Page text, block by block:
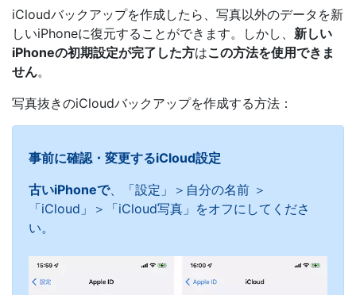
iCloudバックアップを作成したら、写真以外のデータを新
しいiPhoneに復元することができます。しかし、 新しい
iPhoneの初期設定が完了した方はこの方法を使用できま
せん。
写真抜きのiCloudバックアップを作成する方法：
事前に確認・変更するiCloud設定
古いiPhoneで、「設定」＞自分の名前 ＞
「iCloud」＞「iCloud写真」をオフにしてくださ
い。